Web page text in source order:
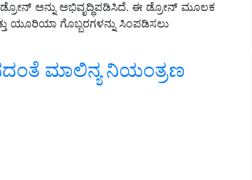
ಡ್ರೋನ್ ಅನ್ನು ಅಭಿವೃದ್ಧಿಪಡಿಸಿದೆ. ಈ ಡ್ರೋನ್ ಮೂಲಕ
ಯೂರಿಯಾ ಗೊಬ್ಬರಗಳನ್ನು ಸಿಂಪಡಿಸಲು
ಮಾಲಿನ್ಯ ನಿಯಂತ್ರಣ